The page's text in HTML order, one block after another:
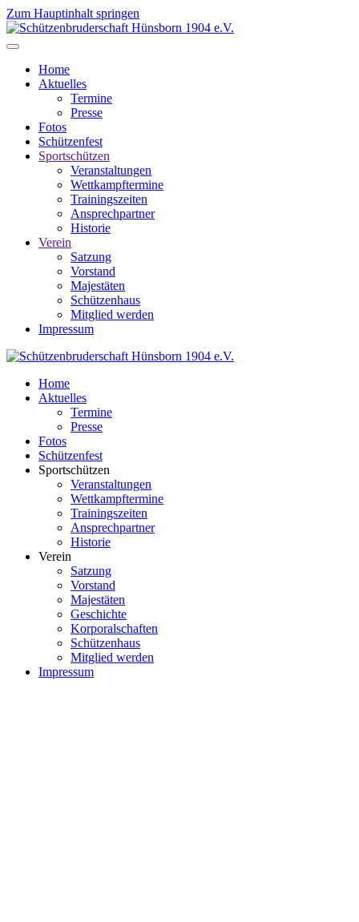
Zum Hauptinhalt springen
Home
Aktuelles
Termine
Presse
Fotos
Schützenfest
Sportschützen
Veranstaltungen
Wettkampftermine
Trainingszeiten
Ansprechpartner
Historie
Verein
Satzung
Vorstand
Majestäten
Schützenhaus
Mitglied werden
Impressum
Home
Aktuelles
Termine
Presse
Fotos
Schützenfest
Sportschützen
Veranstaltungen
Wettkampftermine
Trainingszeiten
Ansprechpartner
Historie
Verein
Satzung
Vorstand
Majestäten
Geschichte
Korporalschaften
Schützenhaus
Mitglied werden
Impressum